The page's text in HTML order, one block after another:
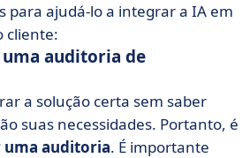
para ajudá-lo a integrar a IA em
cliente:
uma auditoria de
a solução certa sem saber
suas necessidades. Portanto, é
uma auditoria. É importante